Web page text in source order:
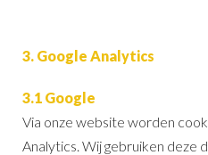
3. Google Analytics
3.1 Google
Via onze website worden
Analytics. Wij gebruiken deze